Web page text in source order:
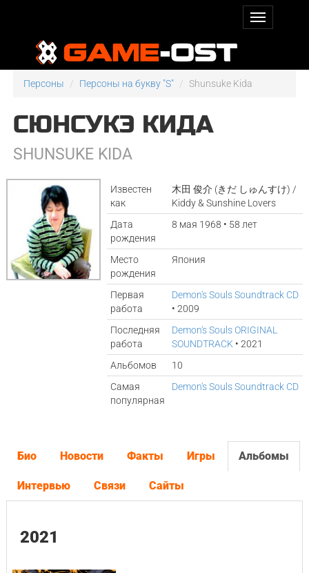
Персоны Персоны на букву "S" Shunsuke Kida
СЮНСУКЭ КИДА
SHUNSUKE KIDA
Известен
как
木田 俊介 (きだ しゅんすけ) /
Kiddy & Sunshine Lovers
Дата
рождения
8 мая 1968 • 58 лет
Место
рождения
Япония
Первая
работа
Demon's Souls Soundtrack CD
• 2009
Последняя
работа
Demon's Souls ORIGINAL
SOUNDTRACK • 2021
Альбомов
10
Самая
популярная
Demon's Souls Soundtrack CD
Био Новости Факты Игры Альбомы
Интервью Связи Сайты
2021